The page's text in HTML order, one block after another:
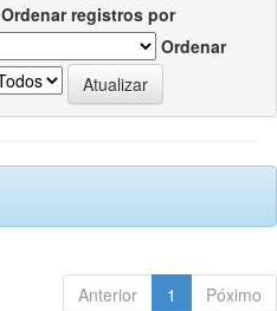
Ordenar registros por
Ordenar
Anterior 1 Póximo